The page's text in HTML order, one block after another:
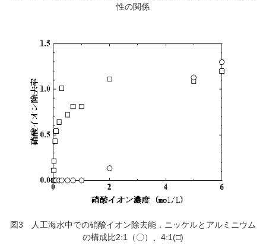
性の関係
図3 人工海水中での硝酸イオン除去能．ニッケルとアルミニウム
の構成比2:1（〇）、4:1(□)